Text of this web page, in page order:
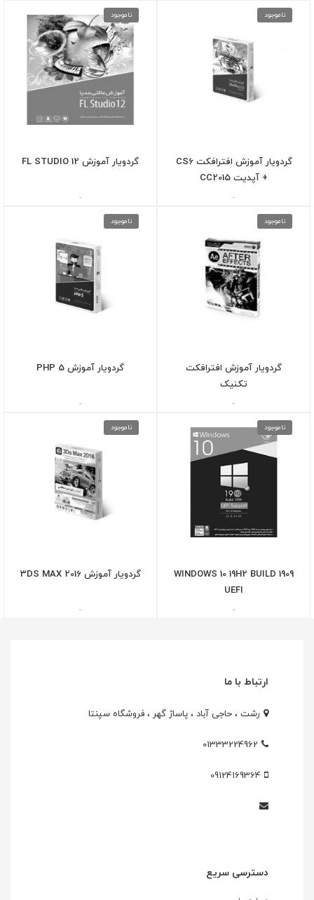
ناموجود
گردویار آموزش افترافکت CS6
+ آپدیت CC2015
-
ناموجود
گردویار آموزش FL STUDIO 12
-
ناموجود
گردویار آموزش افترافکت
تکنیک
-
ناموجود
گردویار آموزش PHP 5
-
ناموجود
WINDOWS 10 19H2 BUILD 1909
UEFI
-
ناموجود
گردویار آموزش 3DS MAX 2016
-
ارتباط با ما
رشت ، حاجی آباد ، پاساژ گهر ، فروشگاه سپنتا
01333224962
09124169364
دسترسی سریع